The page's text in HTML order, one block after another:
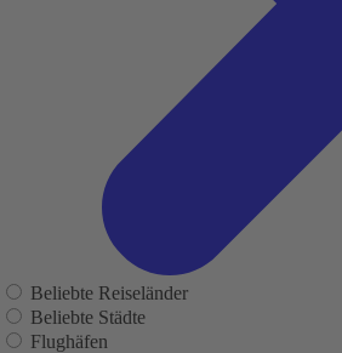
Beliebte Reiseländer
Beliebte Städte
Flughäfen